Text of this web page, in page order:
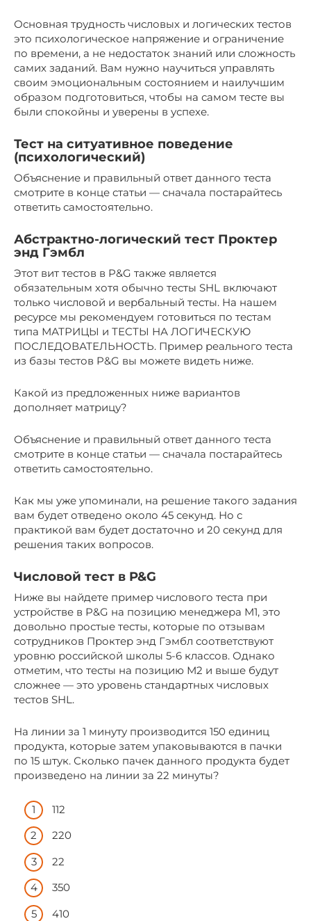
Основная трудность числовых и логических тестов
это психологическое напряжение и ограничение
по времени, а не недостаток знаний или сложность
самих заданий. Вам нужно научиться управлять
своим эмоциональным состоянием и наилучшим
образом подготовиться, чтобы на самом тесте вы
были спокойны и уверены в успехе.
Тест на ситуативное поведение
(психологический)
Объяснение и правильный ответ данного теста
смотрите в конце статьи — сначала постарайтесь
ответить самостоятельно.
Абстрактно-логический тест Проктер
энд Гэмбл
Этот вит тестов в P&G также является
обязательным хотя обычно тесты SHL включают
только числовой и вербальный тесты. На нашем
ресурсе мы рекомендуем готовиться по тестам
типа МАТРИЦЫ и ТЕСТЫ НА ЛОГИЧЕСКУЮ
ПОСЛЕДОВАТЕЛЬНОСТЬ. Пример реального теста
из базы тестов P&G вы можете видеть ниже.
Какой из предложенных ниже вариантов
дополняет матрицу?
Объяснение и правильный ответ данного теста
смотрите в конце статьи — сначала постарайтесь
ответить самостоятельно.
Как мы уже упоминали, на решение такого задания
вам будет отведено около 45 секунд. Но с
практикой вам будет достаточно и 20 секунд для
решения таких вопросов.
Числовой тест в P&G
Ниже вы найдете пример числового теста при
устройстве в P&G на позицию менеджера М1, это
довольно простые тесты, которые по отзывам
сотрудников Проктер энд Гэмбл соответствуют
уровню российской школы 5-6 классов. Однако
отметим, что тесты на позицию М2 и выше будут
сложнее — это уровень стандартных числовых
тестов SHL.
На линии за 1 минуту производится 150 единиц
продукта, которые затем упаковываются в пачки
по 15 штук. Сколько пачек данного продукта будет
произведено на линии за 22 минуты?
112
220
22
350
410